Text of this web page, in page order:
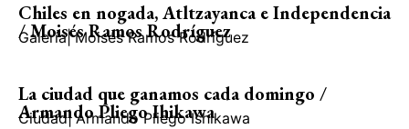
Chiles en nogada, Atltzayanca e Independencia
/ Moisés Ramos Rodríguez
Galería| Moisés Ramos Rodríguez
La ciudad que ganamos cada domingo /
Armando Pliego Ihikawa
Ciudad| Armando Pliego Ishikawa